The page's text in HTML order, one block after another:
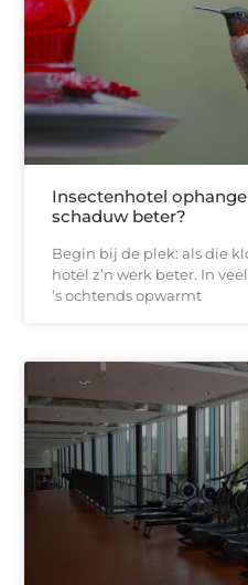
Insectenhotel
schaduw beter?
Begin bij de plek: als die
hotel z’n werk beter. In
’s ochtends opwarmt